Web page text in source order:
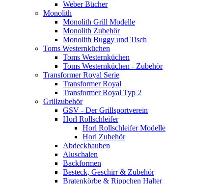
Weber Bücher
Monolith
Monolith Grill Modelle
Monolith Zubehör
Monolith Buggy und Tisch
Toms Westernküchen
Toms Westernküchen
Toms Westernküchen - Zubehör
Transformer Royal Serie
Transformer Royal
Transformer Royal Typ 2
Grillzubehör
GSV - Der Grillsportverein
Horl Rollschleifer
Horl Rollschleifer Modelle
Horl Zubehör
Abdeckhauben
Aluschalen
Backformen
Besteck, Geschirr & Zubehör
Bratenkörbe & Rippchen Halter